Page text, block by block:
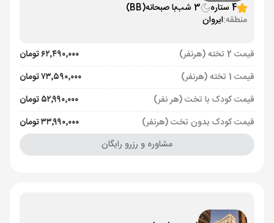
4 ستاره
3 شب با صبحانه(BB)
منطقه:ایروان
قیمت 2 تخته (هرنفر)
۶۲٬۴۹۰٬۰۰۰ تومان
قیمت 1 تخته (هرنفر)
۷۳٬۵۹۰٬۰۰۰ تومان
قیمت کودک با تخت (هر نفر)
۵۲٬۹۹۰٬۰۰۰ تومان
قیمت کودک بدون تخت (هرنفر)
۳۳٬۹۹۰٬۰۰۰ تومان
مشاوره و رزرو رایگان